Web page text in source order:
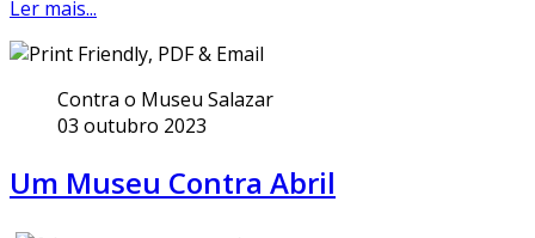
Ler mais...
Contra o Museu Salazar
03 outubro 2023
Um Museu Contra Abril